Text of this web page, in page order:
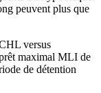
peuvent plus que
versus
maximal MLI de
de détention